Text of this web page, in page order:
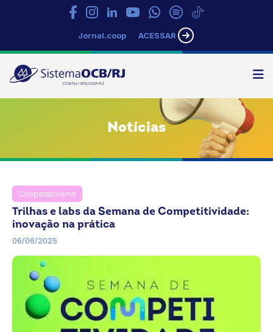
Jornal.coop ACESSAR
Sistema
OCB/RJ
Notícias
Cooperativismo
Trilhas e labs da Semana de Competitividade:
inovação na prática
06/06/2025